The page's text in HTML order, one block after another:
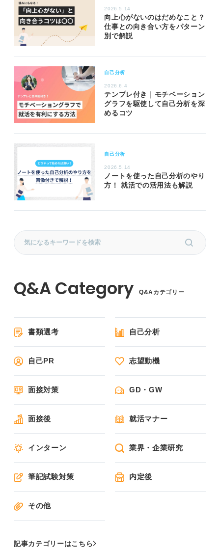
2026.5.14
向上心がないのはだめなこと？
仕事との向き合い方をパターン
別で解説
自己分析
2026.6.4
テンプレ付き｜モチベーション
グラフを駆使して自己分析を深
めるコツ
自己分析
2026.5.14
ノートを使った自己分析のやり
方！ 就活での活用法も解説
Q&Aカテゴリー
書類選考 自己分析
自己PR 志望動機
面接対策 GD・GW
面接後 就活マナー
インターン 業界・企業研究
筆記試験対策 内定後
その他
記事カテゴリーはこちら